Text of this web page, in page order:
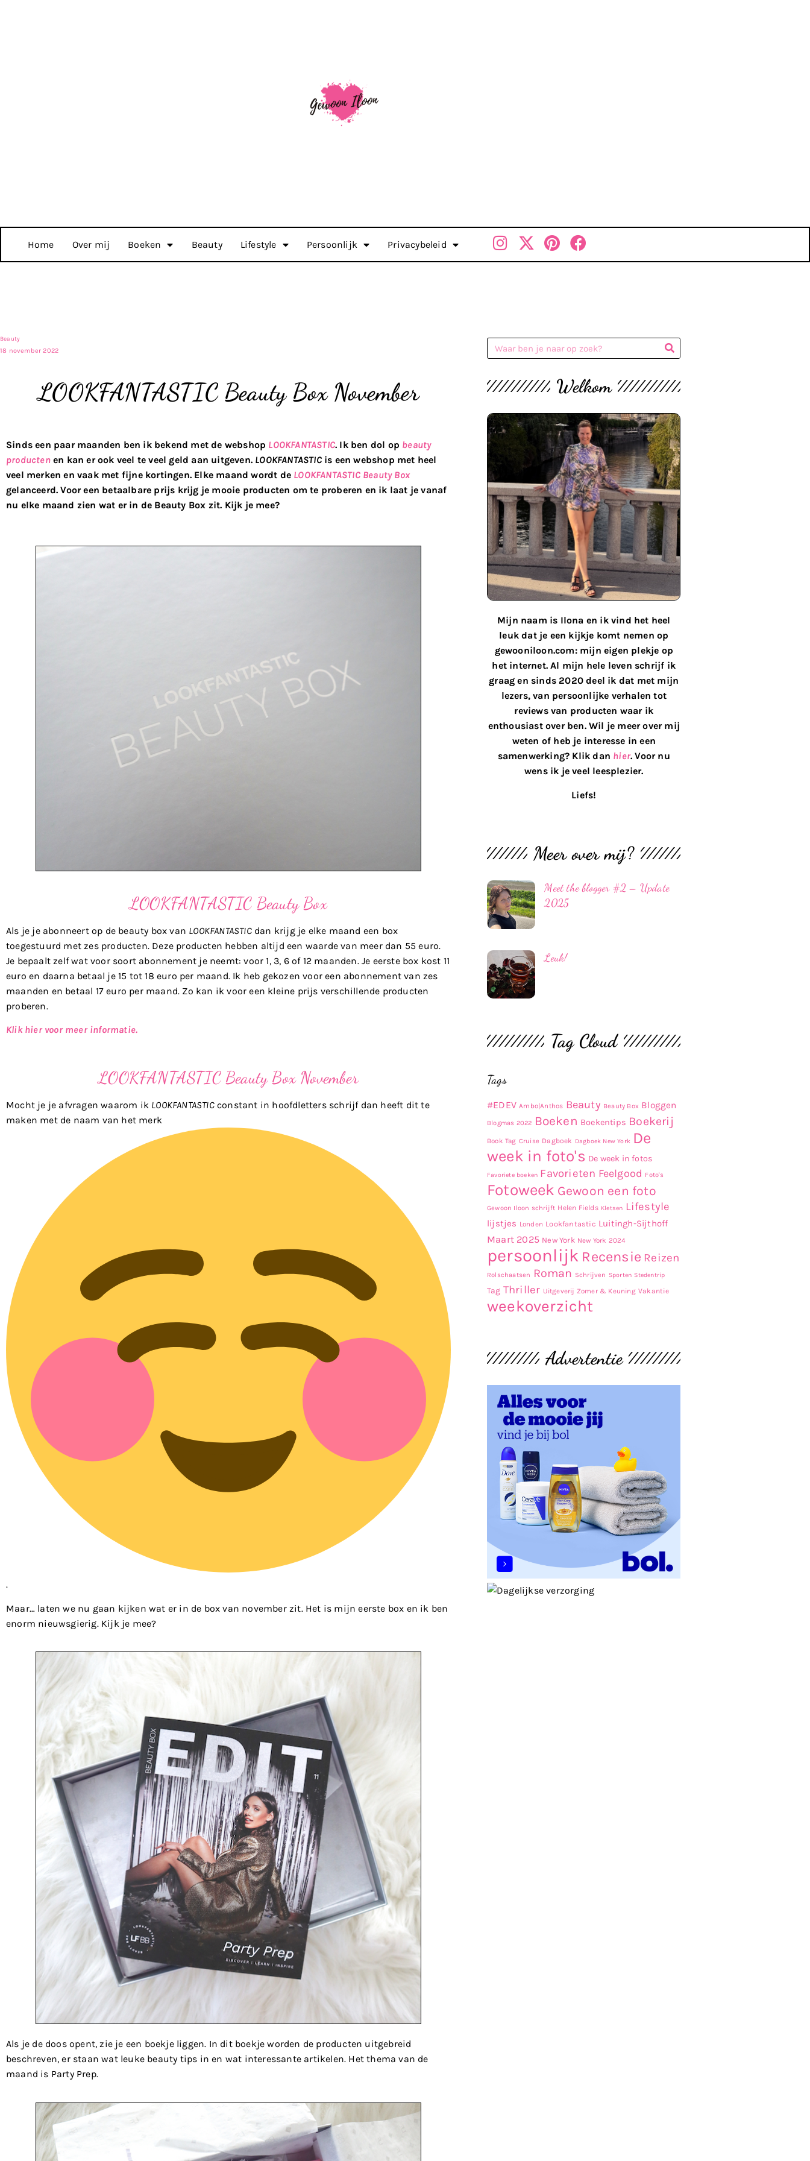
Home Over mij Boeken Beauty Lifestyle Persoonlijk Privacybeleid
Beauty
18 november 2022
LOOKFANTASTIC Beauty Box November
Sinds een paar maanden ben ik bekend met de webshop LOOKFANTASTIC. Ik ben dol op beauty
productenen kan er ook veel te veel geld aan uitgeven. LOOKFANTASTICis een webshop met heel
veel merken en vaak met fijne kortingen. Elke maand wordt de LOOKFANTASTIC Beauty Box
gelanceerd. Voor een betaalbare prijs krijg je mooie producten om te proberen en ik laat je vanaf
nu elke maand zien wat er in de Beauty Box zit. Kijk je mee?
LOOKFANTASTIC Beauty Box
Als je je abonneert op de beauty box van LOOKFANTASTICdan krijg je elke maand een box
toegestuurd met zes producten. Deze producten hebben altijd een waarde van meer dan 55 euro.
Je bepaalt zelf wat voor soort abonnement je neemt: voor 1, 3, 6 of 12 maanden. Je eerste box kost 11
euro en daarna betaal je 15 tot 18 euro per maand. Ik heb gekozen voor een abonnement van zes
maanden en betaal 17 euro per maand. Zo kan ik voor een kleine prijs verschillende producten
proberen.
Klik hier voor meer informatie.
LOOKFANTASTIC Beauty Box November
Mocht je je afvragen waarom ik LOOKFANTASTICconstant in hoofdletters schrijf dan heeft dit te
maken met de naam van het merk
.
Maar… laten we nu gaan kijken wat er in de box van november zit. Het is mijn eerste box en ik ben
enorm nieuwsgierig. Kijk je mee?
Als je de doos opent, zie je een boekje liggen. In dit boekje worden de producten uitgebreid
beschreven, er staan wat leuke beauty tips in en wat interessante artikelen. Het thema van de
maand is Party Prep.
Welkom
Mijn naam is Ilona en ik vind het heel
leuk dat je een kijkje komt nemen op
gewooniloon.com: mijn eigen plekje op
het internet. Al mijn hele leven schrijf ik
graag en sinds 2020 deel ik dat met mijn
lezers, van persoonlijke verhalen tot
reviews van producten waar ik
enthousiast over ben. Wil je meer over mij
weten of heb je interesse in een
samenwerking? Klik dan hier. Voor nu
wens ik je veel leesplezier.
Liefs!
Meer over mij?
Meet the blogger #2 – Update
2025
Leuk!
Tag Cloud
Tags
#EDEV Ambo|Anthos Beauty Beauty Box Bloggen
Blogmas 2022 Boeken Boekentips Boekerij
Book Tag Cruise Dagboek Dagboek New York De
week in foto's De week in fotos
Favoriete boeken Favorieten Feelgood Foto's
Fotoweek Gewoon een foto
Gewoon Iloon schrijft Helen Fields Kletsen Lifestyle
lijstjes Londen Lookfantastic Luitingh-Sijthoff
Maart 2025 New York New York 2024
persoonlijk Recensie Reizen
Rolschaatsen Roman Schrijven Sporten Stedentrip
Tag Thriller Uitgeverij Zomer & Keuning Vakantie
weekoverzicht
Advertentie